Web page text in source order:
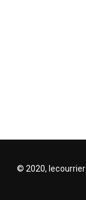
© 2020,